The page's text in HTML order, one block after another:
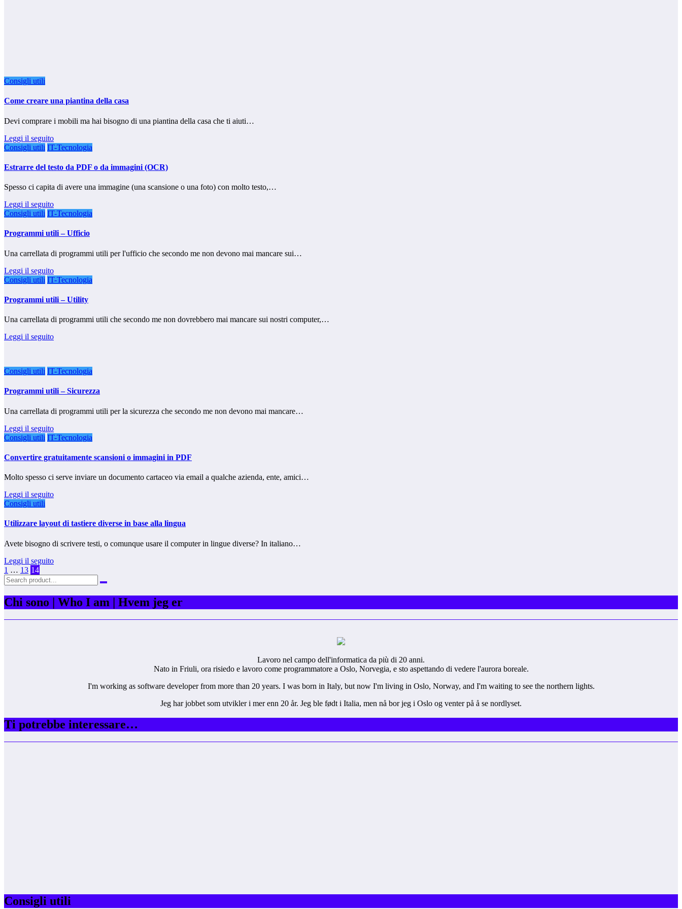
Consigli utili
Come creare una piantina della casa
Devi comprare i mobili ma hai bisogno di una piantina della casa che ti aiuti…
Leggi il seguito
Consigli utili IT-Tecnologia
Estrarre del testo da PDF o da immagini (OCR)
Spesso ci capita di avere una immagine (una scansione o una foto) con molto testo,…
Leggi il seguito
Consigli utili IT-Tecnologia
Programmi utili – Ufficio
Una carrellata di programmi utili per l'ufficio che secondo me non devono mai mancare sui…
Leggi il seguito
Consigli utili IT-Tecnologia
Programmi utili – Utility
Una carrellata di programmi utili che secondo me non dovrebbero mai mancare sui nostri computer,…
Leggi il seguito
Consigli utili IT-Tecnologia
Programmi utili – Sicurezza
Una carrellata di programmi utili per la sicurezza che secondo me non devono mai mancare…
Leggi il seguito
Consigli utili IT-Tecnologia
Convertire gratuitamente scansioni o immagini in PDF
Molto spesso ci serve inviare un documento cartaceo via email a qualche azienda, ente, amici…
Leggi il seguito
Consigli utili
Utilizzare layout di tastiere diverse in base alla lingua
Avete bisogno di scrivere testi, o comunque usare il computer in lingue diverse? In italiano…
Leggi il seguito
Paginazione
degli
articoli
1 … 13 14
Chi sono | Who I am | Hvem jeg er
Lavoro nel campo dell'informatica da più di 20 anni.
Nato in Friuli, ora risiedo e lavoro come programmatore a Oslo, Norvegia, e sto aspettando di vedere l'aurora boreale.
I'm working as software developer from more than 20 years. I was born in Italy, but now I'm living in Oslo, Norway, and I'm waiting to see the northern lights.
Jeg har jobbet som utvikler i mer enn 20 år. Jeg ble født i Italia, men nå bor jeg i Oslo og venter på å se nordlyset.
Ti potrebbe interessare…
Consigli utili